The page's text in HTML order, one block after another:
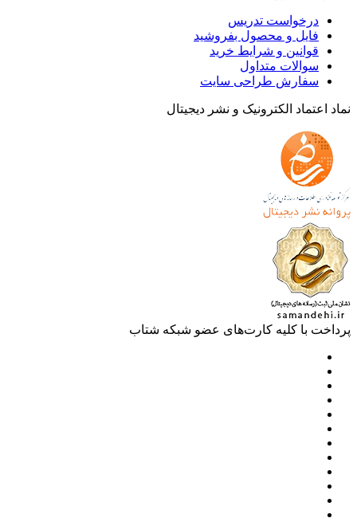
درخواست تدریس
فایل و محصول بفروشید
قوانین و شرایط خرید
سوالات متداول
سفارش طراحی سایت
اعتماد الکترونیک و نشر دیجیتال
با کلیه کارت‌های عضو شبکه شتاب